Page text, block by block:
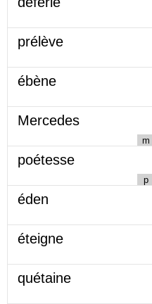
prélève
ébène
Mercedes
m
poétesse
p
éden
éteigne
quétaine